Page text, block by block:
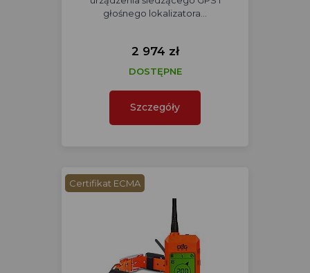
głośnego lokalizatora…
2 974 zł
DOSTĘPNE
Szczegóły
Certifikat ECMA